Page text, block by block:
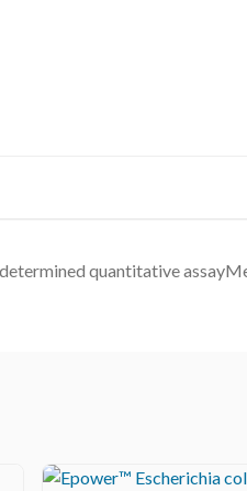
quantitative